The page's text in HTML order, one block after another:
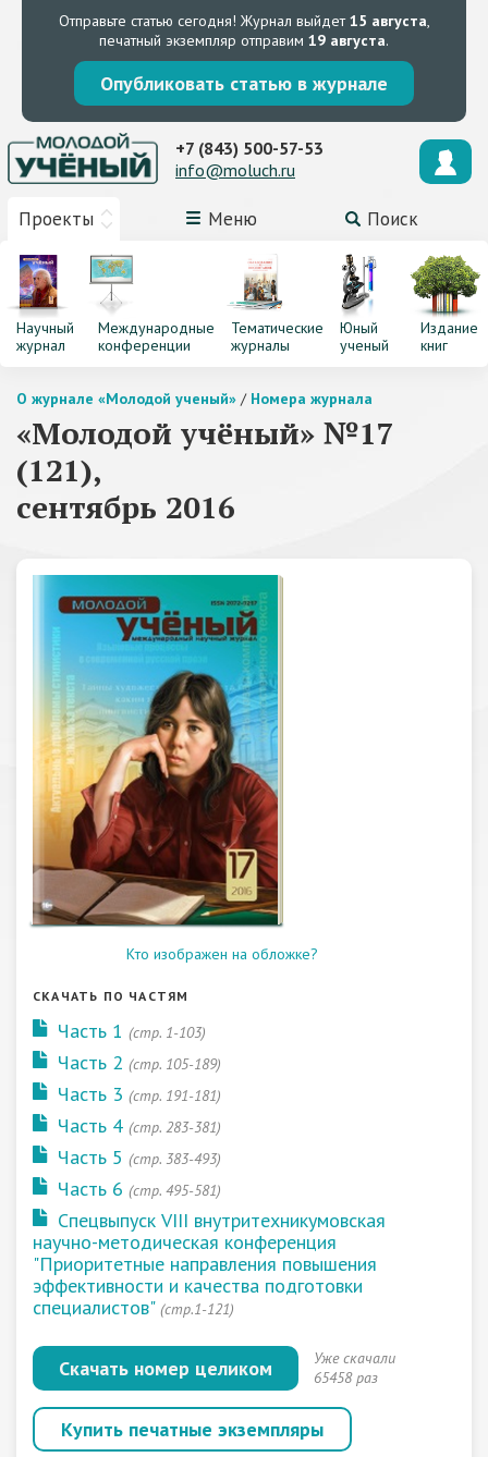
Отправьте статью сегодня! Журнал выйдет15 августа,
печатный экземпляр отправим 19 августа.
Опубликовать статью в журнале
Проекты Меню Поиск
+7 (843) 500-57-53
info@moluch.ru
Научный
журнал
Международные
конференции
Тематические
журналы
Юный
ученый
Издание
книг
О журнале «Молодой ученый» / Номера журнала
«Молодой учёный» №17
(121),
сентябрь 2016
Кто изображен на обложке?
СКАЧАТЬ ПО ЧАСТЯМ
Часть 1 (стр. 1-103)
Часть 2 (стр. 105-189)
Часть 3 (стр. 191-181)
Часть 4 (стр. 283-381)
Часть 5 (стр. 383-493)
Часть 6 (стр. 495-581)
Спецвыпуск VIII внутритехникумовская
научно-методическая конференция
"Приоритетные направления повышения
эффективности и качества подготовки
специалистов" (стр.1-121)
Скачать номер целиком
Уже скачали
65458 раз
Купить печатные экземпляры